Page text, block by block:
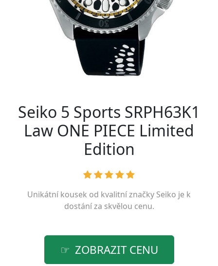
Seiko 5 Sports SRPH63K1
Law ONE PIECE Limited
Edition
Unikátní kousek od kvalitní značky Seiko je k
dostání za skvělou cenu.
ZOBRAZIT CENU